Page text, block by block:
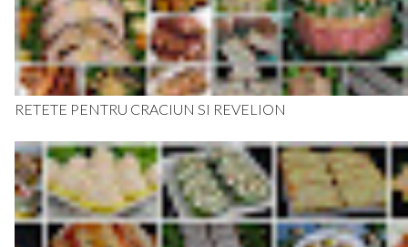
RETETE PENTRU CRACIUN SI REVELION